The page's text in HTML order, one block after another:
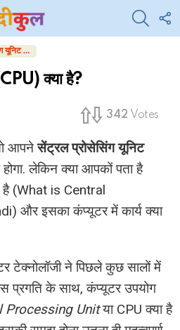
क्या है?
क्या है?
342 Votes
आपनेसेंट्रल प्रोसेसिंग यूनिट
लेकिन क्या आपकों पता है
है (What is Central
और इसका कंप्यूटर में कार्य क्या
टेक्नोलॉजी ने पिछले कुछ सालों में
प्रगति के साथ, कंप्यूटर उपयोग
Processing Unit या CPU क्या है